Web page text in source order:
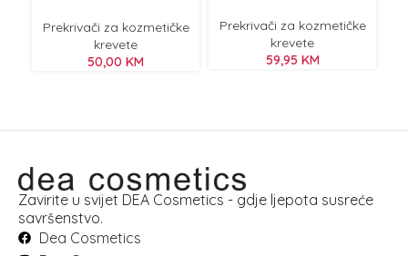
Prekrivači za kozmetičke
krevete
50,00 KM
Prekrivači za kozmetičke
krevete
59,95 KM
Zavirite u svijet DEA Cosmetics - gdje ljepota susreće
savršenstvo.
Dea Cosmetics